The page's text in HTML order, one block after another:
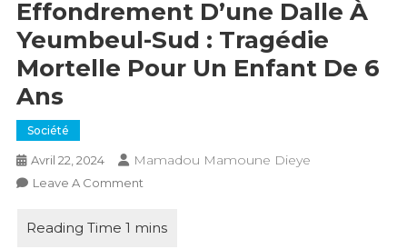
Effondrement D’une Dalle À
Yeumbeul-Sud : Tragédie
Mortelle Pour Un Enfant De 6
Ans
Société
Avril 22, 2024 Mamadou Mamoune Dieye
Leave A CommentOn
D’une